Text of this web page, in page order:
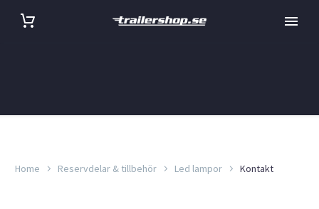
Home Reservdelar & tillbehör Led lampor Kontakt